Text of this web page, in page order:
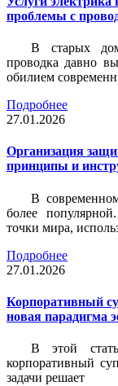
проблемы с
В старых
проводка давно
обилием
Подробнее
27.01.2026
Организация
принципы и
В
более
точки мира,
Подробнее
27.01.2026
Корпоративный
новая парадигма
В этой
корпоративный
задачи решает